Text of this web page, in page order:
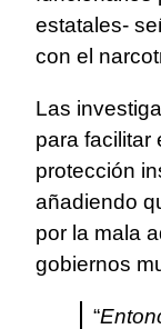
estatales-
con el
Las
para facilitar
protección
añadiendo
por la mala
gobiernos
“